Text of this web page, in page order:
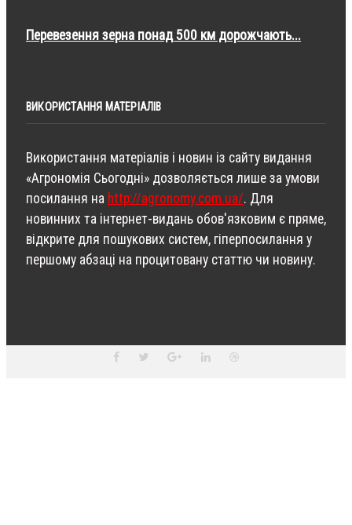
Перевезення зерна понад 500 км дорожчають...
ВИКОРИСТАННЯ МАТЕРІАЛІВ
Використання матеріалів і новин із сайту видання
«Агрономія Сьогодні» дозволяється лише за умови
посилання на http://agronomy.com.ua/. Для
новинних та інтернет-видань обов'язковим є пряме,
відкрите для пошукових систем, гіперпосилання у
першому абзаці на процитовану статтю чи новину.